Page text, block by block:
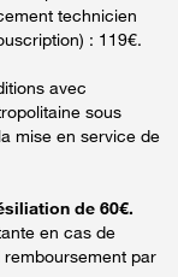
technicien
: 119€.
avec
sous
mise en service de
de 60€.
en cas de
par